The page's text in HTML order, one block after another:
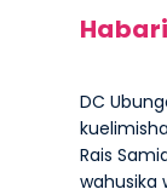
DC
Rais
wahusika